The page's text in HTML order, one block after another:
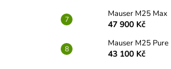
Mauser M25 Max
47 900 Kč
Mauser M25 Pure
43 100 Kč